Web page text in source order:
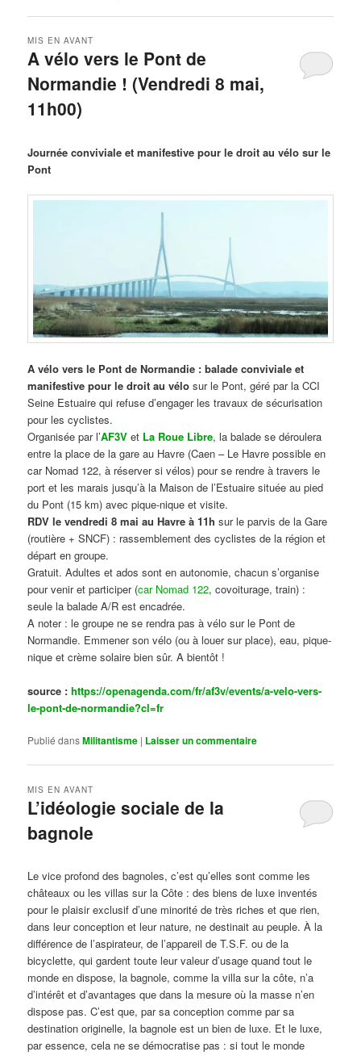
A vélo vers le Pont de
Normandie ! (Vendredi 8 mai,
11h00)
MIS EN AVANT
Journée conviviale et manifestive pour le droit au vélo sur le
Pont
A vélo vers le Pont de Normandie : balade conviviale et
manifestive pour le droit au vélo sur le Pont, géré par la CCI
Seine Estuaire qui refuse d’engager les travaux de sécurisation
pour les cyclistes.
Organisée par l’AF3V et La Roue Libre, la balade se déroulera
entre la place de la gare au Havre (Caen – Le Havre possible en
car Nomad 122, à réserver si vélos) pour se rendre à travers le
port et les marais jusqu’à la Maison de l’Estuaire située au pied
du Pont (15 km) avec pique-nique et visite.
RDV le vendredi 8 mai au Havre à 11h sur le parvis de la Gare
(routière + SNCF) : rassemblement des cyclistes de la région et
départ en groupe.
Gratuit. Adultes et ados sont en autonomie, chacun s’organise
pour venir et participer (car Nomad 122, covoiturage, train) :
seule la balade A/R est encadrée.
A noter : le groupe ne se rendra pas à vélo sur le Pont de
Normandie. Emmener son vélo (ou à louer sur place), eau, pique-
nique et crème solaire bien sûr. A bientôt !
source :https://openagenda.com/fr/af3v/events/a-velo-vers-
le-pont-de-normandie?cl=fr
Publié dansMilitantisme | Laisser un commentaire
L’idéologie sociale de la
bagnole
MIS EN AVANT
Le vice profond des bagnoles, c’est qu’elles sont comme les
châteaux ou les villas sur la Côte : des biens de luxe inventés
pour le plaisir exclusif d’une minorité de très riches et que rien,
dans leur conception et leur nature, ne destinait au peuple. À la
différence de l’aspirateur, de l’appareil de T.S.F. ou de la
bicyclette, qui gardent toute leur valeur d’usage quand tout le
monde en dispose, la bagnole, comme la villa sur la côte, n’a
d’intérêt et d’avantages que dans la mesure où la masse n’en
dispose pas. C’est que, par sa conception comme par sa
destination originelle, la bagnole est un bien de luxe. Et le luxe,
par essence, cela ne se démocratise pas : si tout le monde